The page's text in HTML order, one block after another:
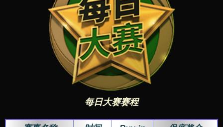
$30 每日马拉松赛 22:05 $30.00 $15,000
$3 每日马拉松赛 22:05 $3.00
$44 四万筹码赛 23:05 $44.00
$4.40 迷你四万筹码
23:05 $4.40
$1 每日急速 12:45 $1
$50 每日急速 13:45 $50.00
$10 每日急速 13:45 $10.00
13:45 $2.00
14:45 $100
$10 每日快速 5:15 $10.00
$2 每日快速 5:15 $2.00
$30 每日快速 6:15 $30
6:15 $8.00
6:15 $1
每日大赛赛程